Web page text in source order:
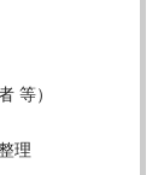
等）
理